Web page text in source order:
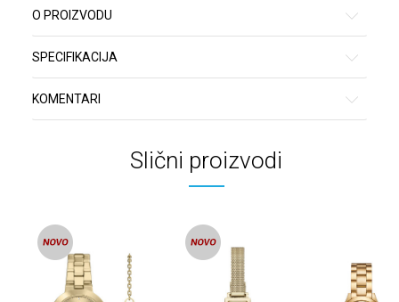
O PROIZVODU
SPECIFIKACIJA
KOMENTARI
Slični proizvodi